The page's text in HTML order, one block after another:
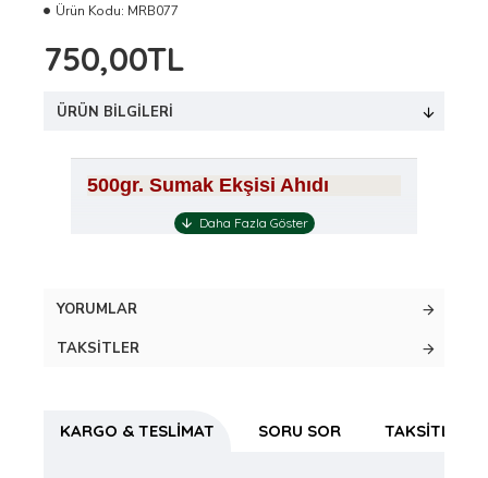
750,00TL
Ürün Kodu: MRB077
ÜRÜN BILGILERI
500gr. Sumak Ekşisi Ahıdı
YORUMLAR
TAKSITLER
KARGO & TESLIMAT SORU SOR TAKSITLER